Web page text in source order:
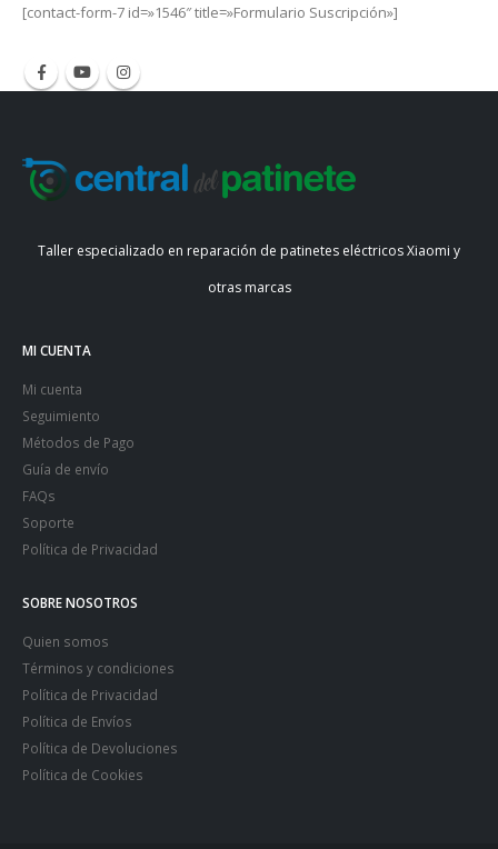
[contact-form-7 id=»1546″ title=»Formulario Suscripción»]
Taller especializado en reparación de patinetes eléctricos Xiaomi y
otras marcas
MI CUENTA
Mi cuenta
Seguimiento
Métodos de Pago
Guía de envío
FAQs
Soporte
Política de Privacidad
SOBRE NOSOTROS
Quien somos
Términos y condiciones
Política de Privacidad
Política de Envíos
Política de Devoluciones
Política de Cookies